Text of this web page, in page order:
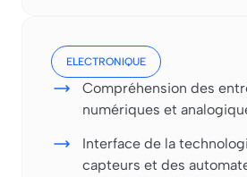
ELECTRONIQUE
Compréhension des
numériques et
Interface de la
capteurs et des